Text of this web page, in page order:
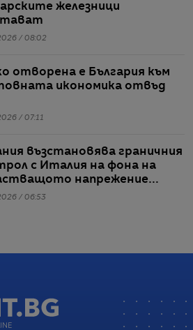
железници
/ 08:02
отворена е България към
икономика отвъд
/ 07:11
възстановява граничния
с Италия на фона на
напрежение
мигрантите
/ 06:53